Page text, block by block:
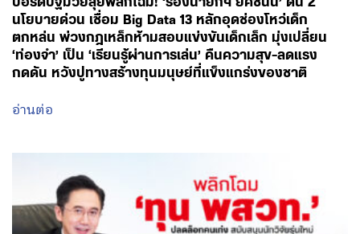
นโยบายด่วน เชื่อม Big Data 13 หลักอุดช่องโหว่เด็ก
ตกหล่น พ่วงกฎเหล็กห้ามสอบแข่งขันเด็กเล็ก มุ่งเปลี่ยน
‘ท่องจำ’ เป็น ‘เรียนรู้ผ่านการเล่น’ คืนความสุข-ลดแรง
กดดัน หวังปูทางสร้างทุนมนุษย์ที่แข็งแกร่งของชาติ
อ่านต่อ